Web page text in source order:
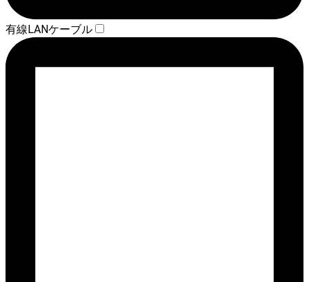
有線LANケーブル